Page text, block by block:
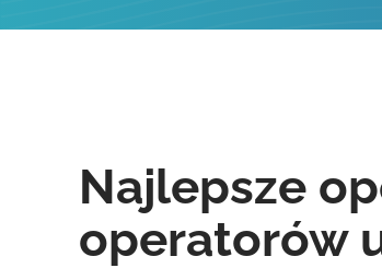
Najlepsze
operatorów